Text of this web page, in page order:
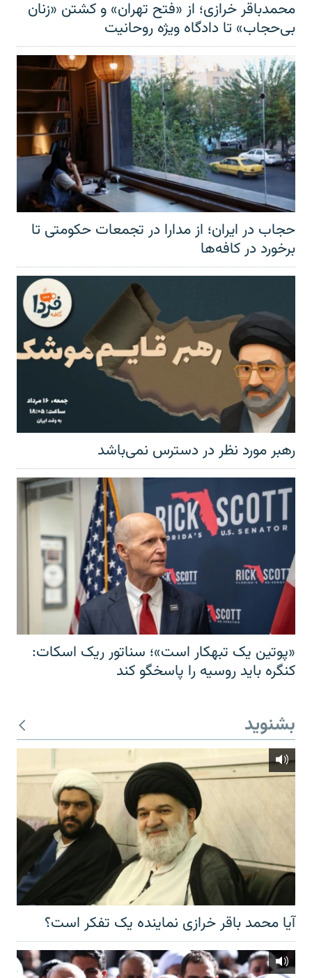
محمدباقر خرازی؛ از «فتح تهران» و کشتن «زنان
بی‌حجاب» تا دادگاه ویژه روحانیت
حجاب در ایران؛ از مدارا در تجمعات حکومتی تا
برخورد در کافه‌ها
رهبر مورد نظر در دسترس نمی‌باشد
«پوتین یک تبهکار است»؛ سناتور ریک اسکات:
کنگره باید روسیه را پاسخگو کند
بشنوید
آیا محمد باقر خرازی نماینده یک تفکر است؟